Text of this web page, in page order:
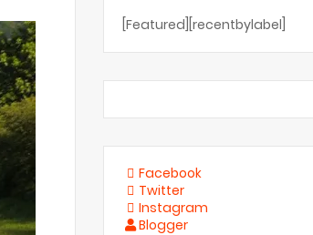
[Featured][recentbylabel]
Facebook
Twitter
Instagram
Blogger